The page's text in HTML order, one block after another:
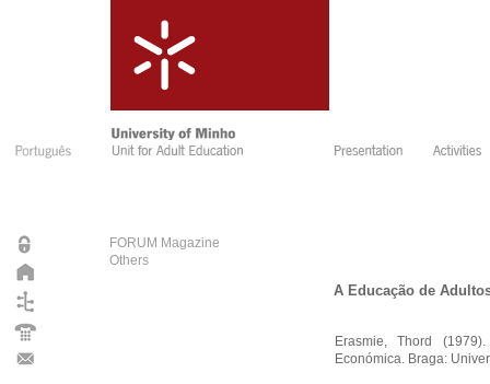
FORUM Magazine
Others
A Educação de
Erasmie, Thord
Económica. Braga: